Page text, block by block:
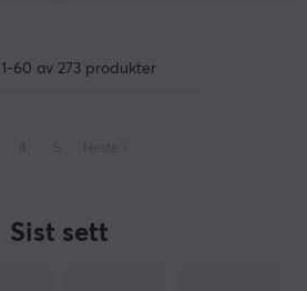
1-60 av 273produkter
Sist sett